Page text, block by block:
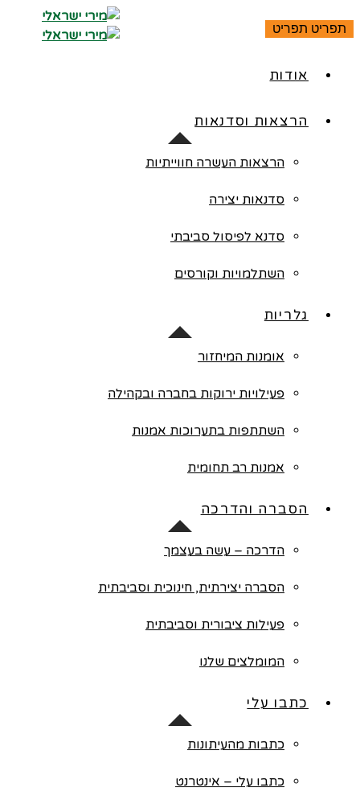
תפריט תפריט
ראשי
אודות
הרצאות וסדנאות
הרצאות העשרה חווייתיות
סדנאות יצירה
סדנא לפיסול סביבתי
השתלמויות וקורסים
גלריות
אומנות המיחזור
פעילויות ירוקות בחברה ובקהילה
השתתפות בתערוכות אמנות
אמנות רב תחומית
הסברה והדרכה
הדרכה – עשה בעצמך
הסברה יצירתית, חינוכית וסביבתית
פעילות ציבורית וסביבתית
המומלצים שלנו
כתבו עלי
כתבות מהעיתונות
כתבו עלי – אינטרנט